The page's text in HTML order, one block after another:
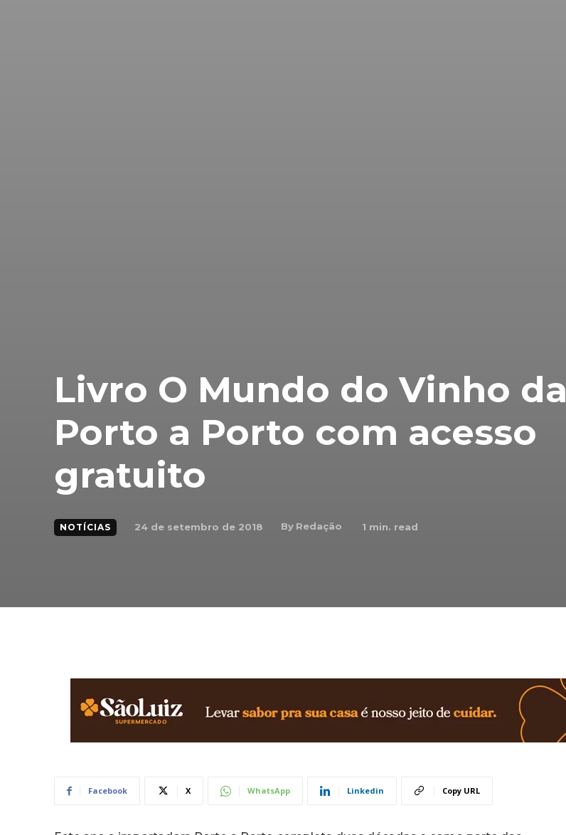
Livro O Mundo do Vinho da
Porto a Porto com acesso
gratuito
NOTÍCIAS 24 de setembro de 2018 By Redação 1 min. read
Facebook X WhatsApp Linkedin Copy URL